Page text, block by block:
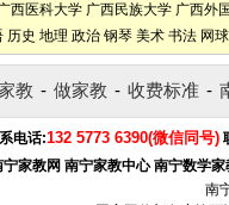
西医科大学 广西民族大学 广西外
历史 地理 政治 钢琴 美术 书法 网球
教 - 做家教 - 收费标准 -
电话:132 5773 6390(微信同号)
宁家教网 南宁家教中心 南宁数学家
南